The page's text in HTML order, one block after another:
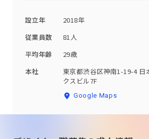
設立年
2018年
従業員数
81人
平均年齢
29歳
本社
東京都渋谷区神南1-19-4 日
クスビル7F
Google Maps